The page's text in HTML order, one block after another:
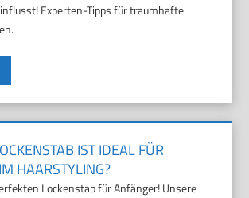
Experten-Tipps für traumhafte
IST IDEAL FÜR
HAARSTYLING?
Lockenstab für Anfänger! Unsere